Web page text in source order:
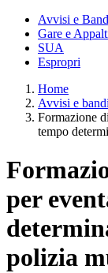
Avvisi e
Gare e
SUA
Espropri
Home
Avvisi e bandi
Formazione
tempo
per
polizia